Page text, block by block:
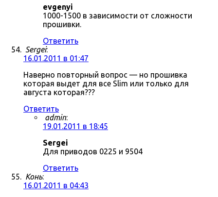
evgenyi
1000-1500 в зависимости от сложности
прошивки.
Ответить
Sergei:
16.01.2011 в 01:47
Наверно повторный вопрос — но прошивка
которая выдет для все Slim или только для
августа которая???
Ответить
admin:
19.01.2011 в 18:45
Sergei
Для приводов 0225 и 9504
Ответить
Конь:
16.01.2011 в 04:43